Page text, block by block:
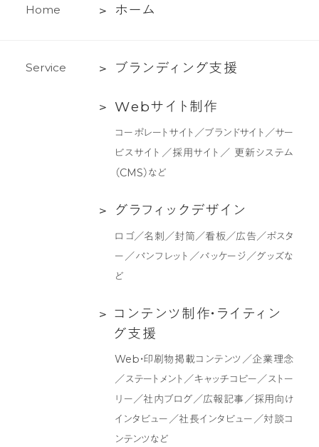
Home
ホ
ホーム
Service
ブ
ン
支
ブラ ン ディ ン グ支援
Web
作
Webサ イ ト 制 作
コーポレートサイト／ブランドサイト／サー
ビスサイト／採用サイト／ 更新システム
（CMS）など
グ
ク
グラフ ィ ッ ク デザイ ン
ロゴ／名刺／封筒／看板／広告／ポスタ
ー／パンフレット／パッケージ／グッズな
ど
コ
作・
コ ン テ ン ツ制 作・ ラ イ ティ ン
グ支援
Web・印刷物掲載コンテンツ／企業理念
／ステートメント／キャッチコピー／ストー
リー／社内ブログ／広報記事／採用向け
インタビュー／社長インタビュー／対談コ
ンテンツなど